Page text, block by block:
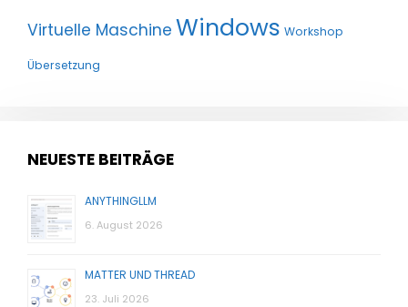
Virtuelle Maschine Windows Workshop
Übersetzung
NEUESTE BEITRÄGE
ANYTHINGLLM
6. August 2026
MATTER UND THREAD
23. Juli 2026